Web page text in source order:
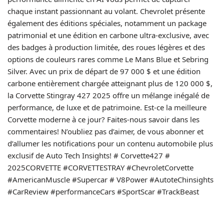
chaque instant passionnant au volant. Chevrolet présente
également des éditions spéciales, notamment un package
patrimonial et une édition en carbone ultra-exclusive, avec
des badges à production limitée, des roues légères et des
options de couleurs rares comme Le Mans Blue et Sebring
Silver. Avec un prix de départ de 97 000 $ et une édition
carbone entièrement chargée atteignant plus de 120 000 $,
la Corvette Stingray 427 2025 offre un mélange inégalé de
performance, de luxe et de patrimoine. Est-ce la meilleure
Corvette moderne à ce jour? Faites-nous savoir dans les
commentaires! N’oubliez pas d’aimer, de vous abonner et
d’allumer les notifications pour un contenu automobile plus
exclusif de Auto Tech Insights! # Corvette427 #
2025CORVETTE #CORVETTESTRAY #ChevroletCorvette
#AmericanMuscle #Supercar # V8Power #AutoteChinsights
#CarReview #performanceCars #SportScar #TrackBeast